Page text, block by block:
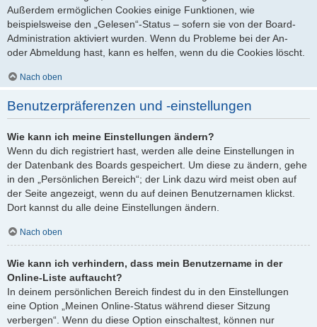
Außerdem ermöglichen Cookies einige Funktionen, wie
beispielsweise den „Gelesen“-Status – sofern sie von der Board-
Administration aktiviert wurden. Wenn du Probleme bei der An-
oder Abmeldung hast, kann es helfen, wenn du die Cookies löscht.
Nach oben
Benutzerpräferenzen und -einstellungen
Wie kann ich meine Einstellungen ändern?
Wenn du dich registriert hast, werden alle deine Einstellungen in
der Datenbank des Boards gespeichert. Um diese zu ändern, gehe
in den „Persönlichen Bereich“; der Link dazu wird meist oben auf
der Seite angezeigt, wenn du auf deinen Benutzernamen klickst.
Dort kannst du alle deine Einstellungen ändern.
Nach oben
Wie kann ich verhindern, dass mein Benutzername in der
Online-Liste auftaucht?
In deinem persönlichen Bereich findest du in den Einstellungen
eine Option „Meinen Online-Status während dieser Sitzung
verbergen“. Wenn du diese Option einschaltest, können nur